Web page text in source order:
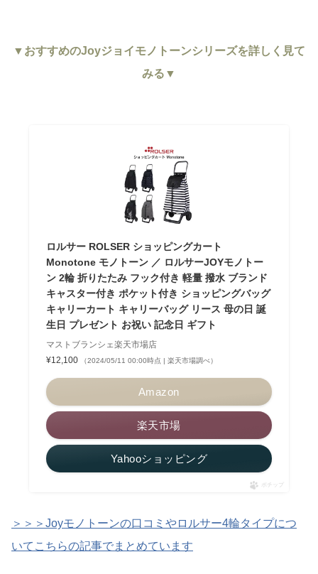
▼おすすめのJoyジョイモノトーンシリーズを詳しく見て
みる▼
ロルサー ROLSER ショッピングカート
Monotone モノトーン ／ ロルサーJOYモノトー
ン 2輪 折りたたみ フック付き 軽量 撥水 ブランド
キャスター付き ポケット付き ショッピングバッグ
キャリーカート キャリーバッグ リース 母の日 誕
生日 プレゼント お祝い 記念日 ギフト
マストブランシェ楽天市場店
¥12,100
（2024/05/11 00:00時点 | 楽天市場調べ）
Amazon
楽天市場
Yahooショッピング
ポチップ
＞＞＞Joyモノトーンの口コミやロルサー4輪タイプにつ
いてこちらの記事でまとめています